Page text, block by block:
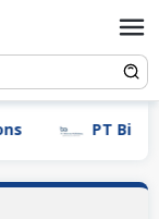
PT Bifarma